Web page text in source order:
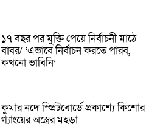
১৭ বছর পর মুক্তি পেয়ে নির্বাচনী মাঠে
বাবর/ ‘এভাবে নির্বাচন করতে পারব,
কখনো ভাবিনি’
কুমার নদে স্প্রিটবোর্ডে প্রকাশ্যে কিশোর
গ্যাংয়ের অস্ত্রের মহড়া